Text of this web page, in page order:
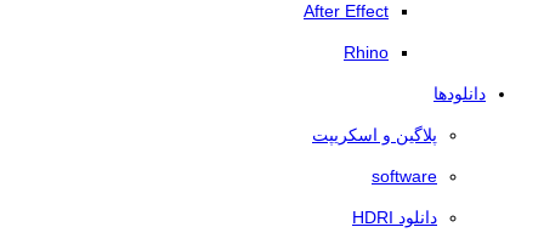
After Effect
Rhino
دانلودها
پلاگین و اسکریپت
software
دانلود HDRI